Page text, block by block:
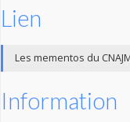
Lien
Les mementos du
Information